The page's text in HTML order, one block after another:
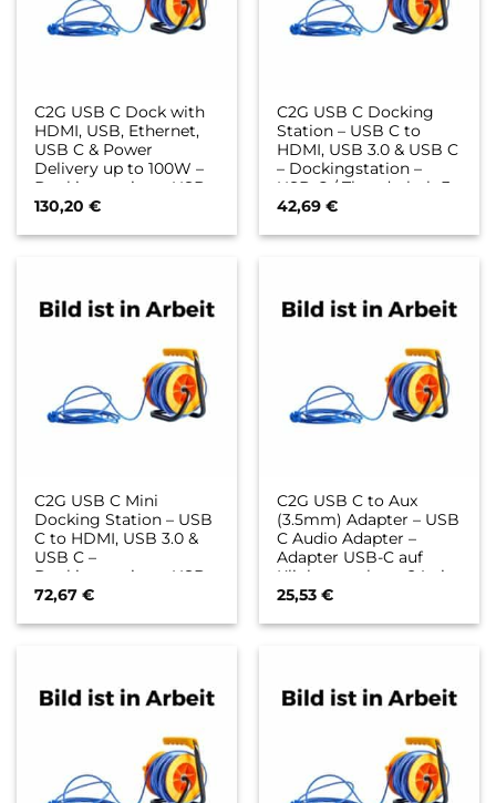
C2G USB C Dock with
HDMI, USB, Ethernet,
USB C & Power
Delivery up to 100W –
Dockingstation – USB-
C / Thunderbolt 3 –
130,20€
C2G USB C Docking
Station – USB C to
HDMI, USB 3.0 & USB C
– Dockingstation –
USB-C / Thunderbolt 3
– HDMI
42,69€
C2G USB C Mini
Docking Station – USB
C to HDMI, USB 3.0 &
USB C –
Dockingstation – USB-
C / Thunderbolt 3 –
72,67€
C2G USB C to Aux
(3.5mm) Adapter – USB
C Audio Adapter –
Adapter USB-C auf
Klinkenstecker – 24 pin
USB-C männlich zu
Klinkenstecker weiblich
25,53€